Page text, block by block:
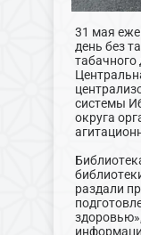
31 мая
день без
системы
округа
раздали